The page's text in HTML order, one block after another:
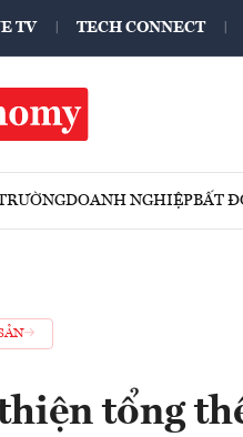
TV TECH CONNECT
DOANH NGHIỆPBẤT
tổng